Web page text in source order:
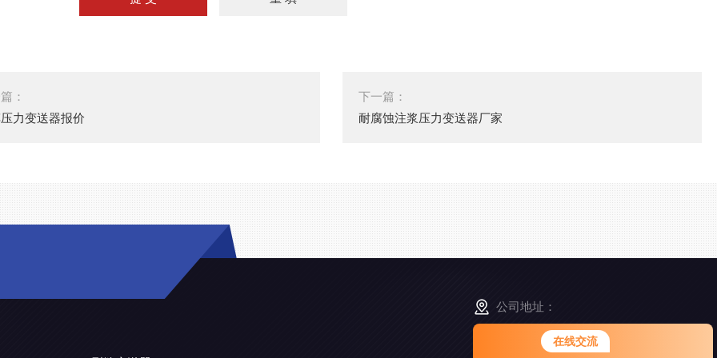
在线交流
：
力变送器报价
下一篇：
耐腐蚀注浆压力变送器厂家
公司地址：
上海市松江区南乐路1276弄115号8号楼5-6F